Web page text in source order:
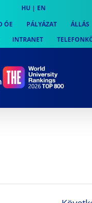
HU | EN
ÓE PÁLYÁZAT ÁLLÁS
INTRANET